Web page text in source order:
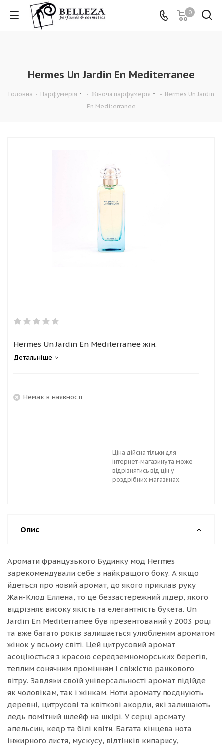
0
Hermes Un Jardin En Mediterranee
Головна - Парфумерія - Жіноча парфумерія - Hermes Un Jardin
En Mediterranee
Hermes Un Jardin En Mediterranee жін.
Детальніше
Немає в наявності
Ціна дійсна тільки для
інтернет-магазину та може
відрізнятись від цін у
роздрібних магазинах.
Опис
Аромати французького Будинку мод Hermes
зарекомендували себе з найкращого боку. А якщо
йдеться про новий аромат, до якого приклав руку
Жан-Клод Еллена, то це беззастережний лідер, якого
відрізняє високу якість та елегантність букета. Un
Jardin En Mediterranee був презентований у 2003 році
та вже багато років залишається улюбленим ароматом
жінок у всьому світі. Цей цитрусовий аромат
асоціюється з красою середземноморських берегів,
теплим сонячним промінням і свіжістю ранкового
вітру. Завдяки своїй універсальності аромат підійде
як чоловікам, так і жінкам. Ноти аромату поєднують
деревні, цитрусові та квіткові акорди, які залишають
ледь помітний шлейф на шкірі. У серці аромату
апельсин, кедр та білі квіти. Багата кінцева нота
інжирного листя, мускусу, відтінків кипарису,